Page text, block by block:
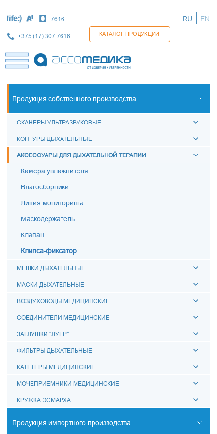
основному
содержанию
7616
+375 (17) 307 7616 КАТАЛОГ ПРОДУКЦИИ
RU EN
Продукция собственного производства
СКАНЕРЫ УЛЬТРАЗВУКОВЫЕ
КОНТУРЫ ДЫХАТЕЛЬНЫЕ
АКСЕССУАРЫ ДЛЯ ДЫХАТЕЛЬНОЙ ТЕРАПИИ
Камера увлажнителя
Влагосборники
Линия мониторинга
Маскодержатель
Клапан
Клипса-фиксатор
МЕШКИ ДЫХАТЕЛЬНЫЕ
МАСКИ ДЫХАТЕЛЬНЫЕ
ВОЗДУХОВОДЫ МЕДИЦИНСКИЕ
СОЕДИНИТЕЛИ МЕДИЦИНСКИЕ
ЗАГЛУШКИ "ЛУЕР"
ФИЛЬТРЫ ДЫХАТЕЛЬНЫЕ
КАТЕТЕРЫ МЕДИЦИНСКИЕ
МОЧЕПРИЕМНИКИ МЕДИЦИНСКИЕ
КРУЖКА ЭСМАРХА
Продукция импортного производства